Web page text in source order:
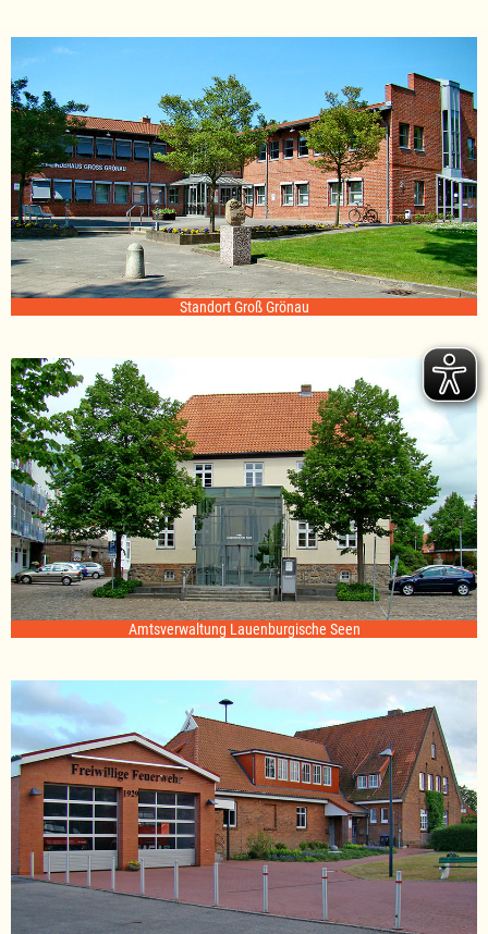
Standort Groß Grönau
Amtsverwaltung Lauenburgische Seen